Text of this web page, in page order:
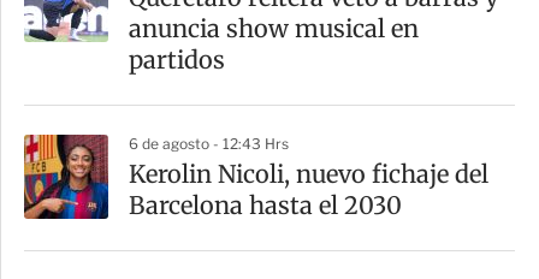
anuncia show musical en
partidos
6 de agosto - 12:43 Hrs
Kerolin Nicoli, nuevo fichaje del
Barcelona hasta el 2030